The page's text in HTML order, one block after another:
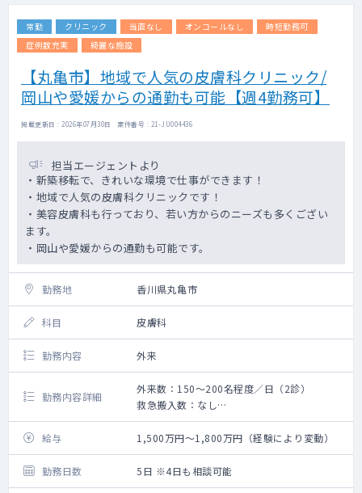
常勤 クリニック 当直なし オンコールなし
時短勤務可
症例数充実
綺麗な施設
【丸亀市】地域で人気の皮膚科クリニック/
岡山や愛媛からの通勤も可能【週4勤務可】
掲載更新日 : 2026年07月30日 案件番号 : 21-JU004436
担当エージェントより
・新築移転で、きれいな環境で仕事ができます！
・地域で人気の皮膚科クリニックです！
・美容皮膚科も行っており、若い方からのニーズも多くござい
ます。
・岡山や愛媛からの通勤も可能です。
勤務地 香川県丸亀市
科目 皮膚科
勤務内容 外来
勤務内容詳細
外来数：150～200名程度／日（2診）
救急搬入数：なし
手術数：なし
【主な疾患】
アトピー性皮膚炎・皮脂欠乏性湿疹・脂漏性
皮膚炎・フケ症・かぶれ・とびひ・じんまし
ん・にきび
給与 1,500万円～1,800万円（経験により変動）
勤務日数 5日 ※4日も相談可能